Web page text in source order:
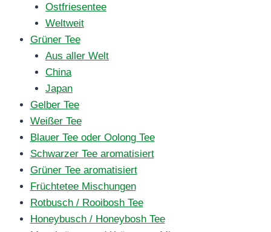
Ostfriesentee
Weltweit
Grüner Tee
Aus aller Welt
China
Japan
Gelber Tee
Weißer Tee
Blauer Tee oder Oolong Tee
Schwarzer Tee aromatisiert
Grüner Tee aromatisiert
Früchtetee Mischungen
Rotbusch / Rooibosh Tee
Honeybusch / Honeybosh Tee